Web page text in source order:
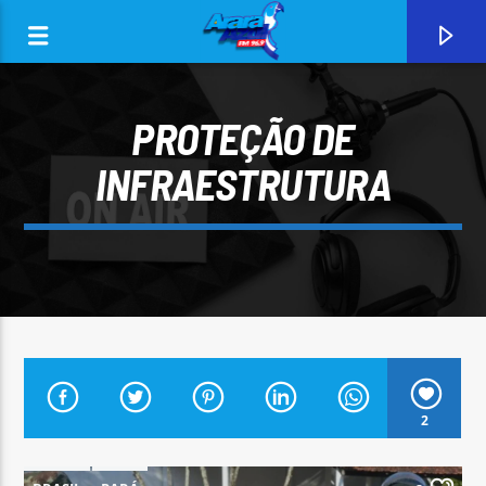
CURRENT TRACK
ARARA AZUL FM 96,9
PROTEÇÃO DE
INFRAESTRUTURA
2